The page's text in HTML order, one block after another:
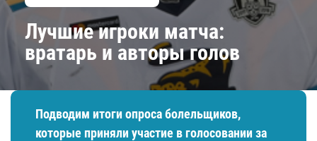
Лучшие игроки матча:
вратарь и авторы голов
Подводим итоги опроса болельщиков,
которые приняли участие в голосовании за